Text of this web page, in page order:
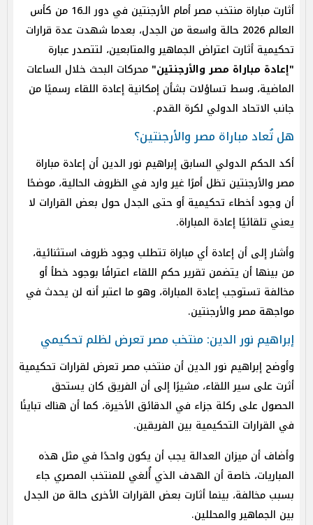
أثارت مباراة منتخب مصر أمام الأرجنتين في دور الـ16 من كأس
العالم 2026 حالة واسعة من الجدل، بعدما شهدت عدة قرارات
تحكيمية أثارت اعتراض الجماهير والمتابعين، لتتصدر عبارة
"إعادة مباراة مصر والأرجنتين" محركات البحث خلال الساعات
الماضية، وسط تساؤلات بشأن إمكانية إعادة اللقاء رسميًا من
جانب الاتحاد الدولي لكرة القدم.
هل تُعاد مباراة مصر والأرجنتين؟
أكد الحكم الدولي السابق إبراهيم نور الدين أن إعادة مباراة
مصر والأرجنتين تظل أمرًا غير وارد في الظروف الحالية، موضحًا
أن وجود أخطاء تحكيمية أو حتى الجدل حول بعض القرارات لا
يعني تلقائيًا إعادة المباراة.
وأشار إلى أن إعادة أي مباراة تتطلب وجود ظروف استثنائية،
من بينها أن يتضمن تقرير حكم اللقاء اعترافًا بوجود خطأ أو
مخالفة تستوجب إعادة المباراة، وهو ما اعتبر أنه لن يحدث في
مواجهة مصر والأرجنتين.
إبراهيم نور الدين: منتخب مصر تعرض لظلم تحكيمي
وأوضح إبراهيم نور الدين أن منتخب مصر تعرض لقرارات تحكيمية
أثرت على سير اللقاء، مشيرًا إلى أن الفريق كان يستحق
الحصول على ركلة جزاء في الدقائق الأخيرة، كما أن هناك تباينًا
في القرارات التحكيمية بين الفريقين.
وأضاف أن ميزان العدالة يجب أن يكون واحدًا في مثل هذه
المباريات، خاصة أن الهدف الذي أُلغي للمنتخب المصري جاء
بسبب مخالفة، بينما أثارت بعض القرارات الأخرى حالة من الجدل
بين الجماهير والمحللين.